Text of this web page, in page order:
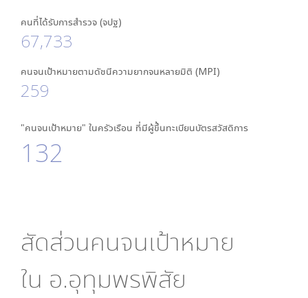
คนที่ได้รับการสำรวจ (จปฐ)
67,733
คนจนเป้าหมายตามดัชนีความยากจนหลายมิติ (MPI)
259
"คนจนเป้าหมาย" ในครัวเรือน ที่มีผู้ขึ้นทะเบียนบัตรสวัสดิการ
132
สัดส่วนคนจนเป้าหมาย
ใน อ.อุทุมพรพิสัย